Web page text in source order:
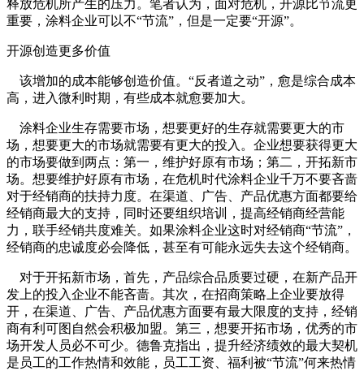
释放危机所产生的压力。笔者认为，面对危机，开源比节流更
重要，涂料企业可以不“节流”，但是一定要“开源”。
开源创造更多价值
该增加的成本能够创造价值。“反者道之动”，愈是综合成本
高，进入微利时期，有些成本就愈要加大。
涂料企业生存需要市场，想要更好的生存就需要更大的市
场，想要更大的市场就需要有更大的投入。企业想要获得更大
的市场要做到两点：第一，维护好原有市场；第二，开拓新市
场。想要维护好原有市场，在危机时代涂料企业千万不要吝啬
对于经销商的扶持力度。在渠道、广告、产品优惠方面都要给
经销商最大的支持，同时还要组织培训，提高经销商经营能
力，联手经销共度难关。如果涂料企业这时对经销商“节流”，
经销商的忠诚度必会降低，甚至有可能永远失去这个经销商。
对于开拓新市场，首先，产品综合品质要过硬，在新产品开
发上的投入企业不能吝啬。其次，在招商策略上企业要放得
开，在渠道、广告、产品优惠方面要有最大限度的支持，经销
商有利可图自然会积极加盟。第三，想要开拓市场，优秀的市
场开发人员必不可少。德鲁克指出，提升经济绩效的最大契机
是员工的工作热情和效能，员工工资、福利被“节流”何来热情